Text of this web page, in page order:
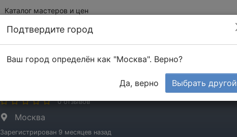
Каталог мастеров и цен
Алексей
0 отзывов
Москва
Зарегистрирован 9 месяцев назад
Подтвердите город
Ваш город определён как "Москва". Верно?
Да, верно Выбрать другой